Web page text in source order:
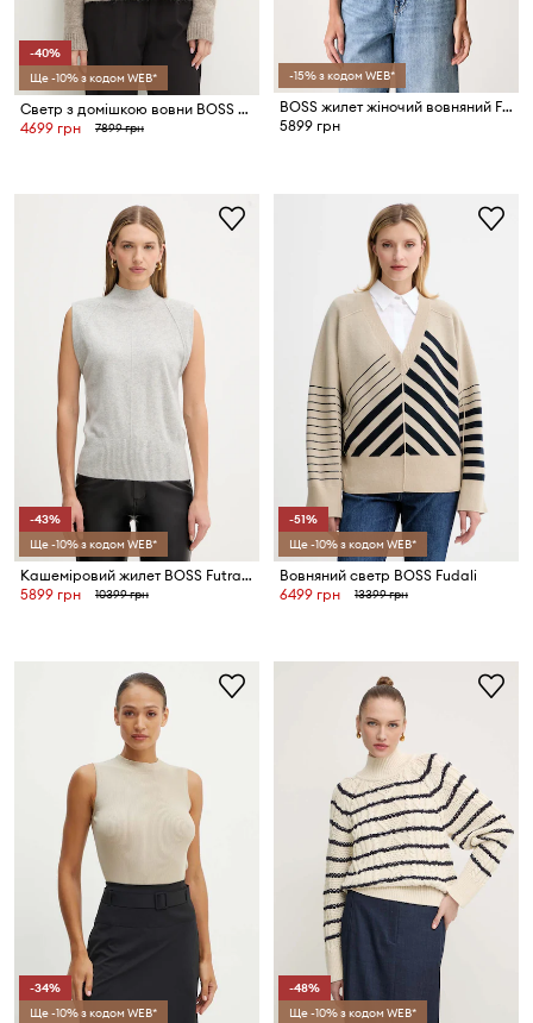
-40%
Ще -10% з кодом WEB*
Светр з домішкою вовни BOSS Febisan
4699 грн
7899 грн
-15% з кодом WEB*
BOSS жилет жіночий вовняний Fipini
5899 грн
-43%
Ще -10% з кодом WEB*
Кашеміровий жилет BOSS Futrani
5899 грн
10399 грн
-51%
Ще -10% з кодом WEB*
Вовняний светр BOSS Fudali
6499 грн
13399 грн
-34%
Ще -10% з кодом WEB*
-48%
Ще -10% з кодом WEB*